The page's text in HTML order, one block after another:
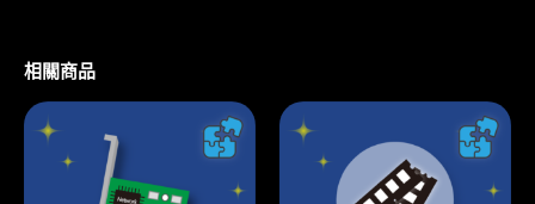
相關商品